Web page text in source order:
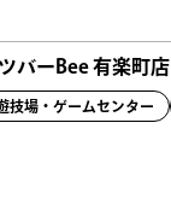
バーBee 有楽町店
技場・ゲームセンター